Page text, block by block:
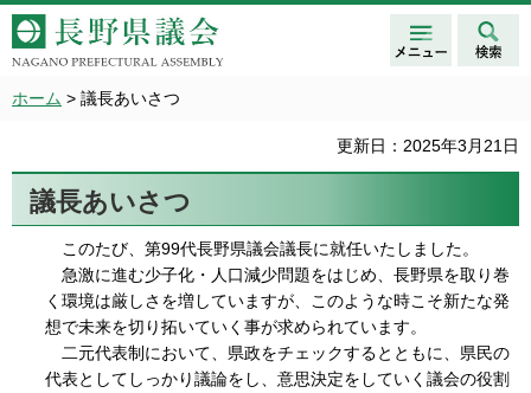
長野県議会 NAGANO
PREFECTURAL ASSEMBLY
メニュ
ー
検索
ホーム > 議長あいさつ
更新日：2025年3月21日
議長あいさつ
このたび、第99代長野県議会議長に就任いたしました。
急激に進む少子化・人口減少問題をはじめ、長野県を取り巻
く環境は厳しさを増していますが、このような時こそ新たな発
想で未来を切り拓いていく事が求められています。
二元代表制において、県政をチェックするとともに、県民の
代表としてしっかり議論をし、意思決定をしていく議会の役割